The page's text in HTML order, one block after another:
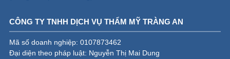
CÔNG TY TNHH DỊCH VỤ THẨM MỸ TRÀNG AN
Mã số doanh nghiệp: 0107873462
Đại diện theo pháp luật: Nguyễn Thị Mai Dung